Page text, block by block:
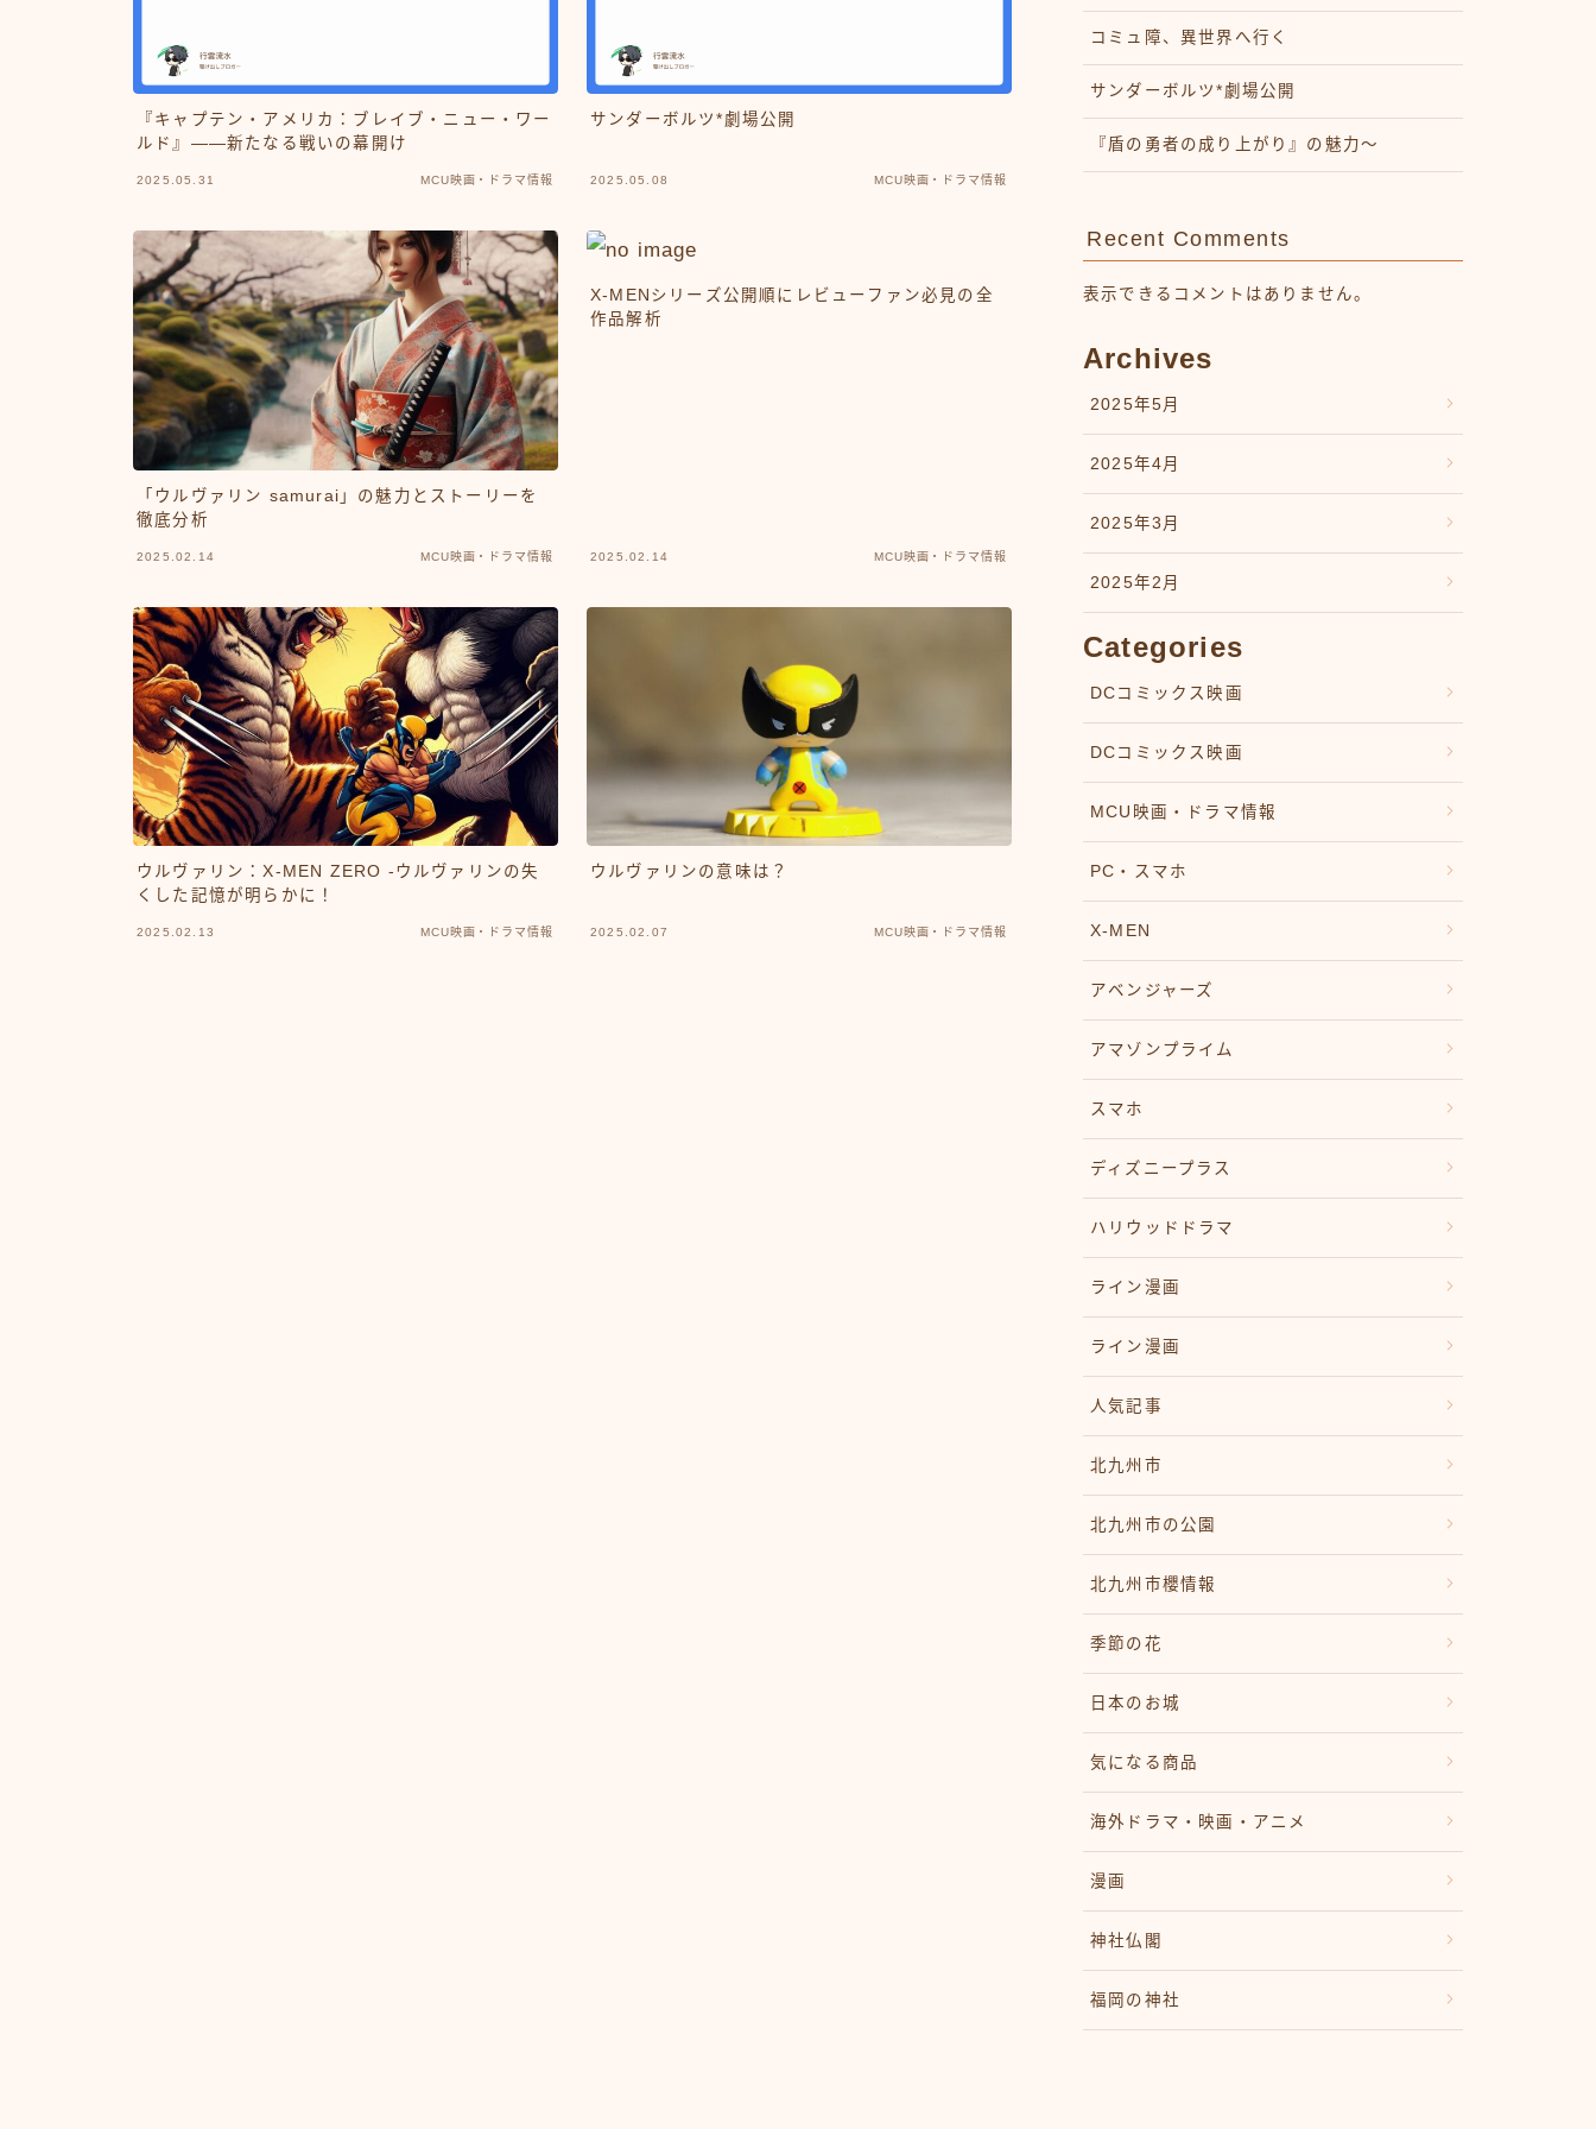
『キャプテン・アメリカ：ブレイブ・ニュー・ワー
ルド』——新たなる戦いの幕開け
2025.05.31 MCU映画・ドラマ情報
サンダーボルツ*劇場公開
2025.05.08 MCU映画・ドラマ情報
「ウルヴァリン samurai」の魅力とストーリーを
徹底分析
2025.02.14 MCU映画・ドラマ情報
X-MENシリーズ公開順にレビューファン必見の全
作品解析
2025.02.14 MCU映画・ドラマ情報
ウルヴァリン：X-MEN ZERO -ウルヴァリンの失
くした記憶が明らかに！
2025.02.13 MCU映画・ドラマ情報
ウルヴァリンの意味は？
2025.02.07 MCU映画・ドラマ情報
コミュ障、異世界へ行く
サンダーボルツ*劇場公開
『盾の勇者の成り上がり』の魅力〜
Recent Comments
表示できるコメントはありません。
Archives
2025年5月
2025年4月
2025年3月
2025年2月
Categories
DCコミックス映画
DCコミックス映画
MCU映画・ドラマ情報
PC・スマホ
X-MEN
アベンジャーズ
アマゾンプライム
スマホ
ディズニープラス
ハリウッドドラマ
ライン漫画
ライン漫画
人気記事
北九州市
北九州市の公園
北九州市櫻情報
季節の花
日本のお城
気になる商品
海外ドラマ・映画・アニメ
漫画
神社仏閣
福岡の神社